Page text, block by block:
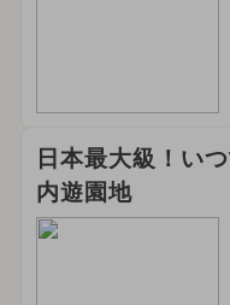
日本最大級！い
内遊園地